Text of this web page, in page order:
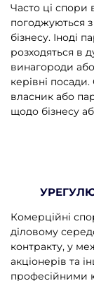
Часто ці спори
погоджуються
бізнесу. Іноді
розходяться в
винагороди
керівні
власник або
щодо бізнесу
Комерційні
діловому
контракту, у
акціонерів та
професійними